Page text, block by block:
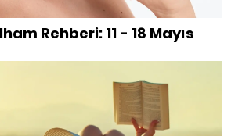
Rehberi: 11 - 18 Mayıs